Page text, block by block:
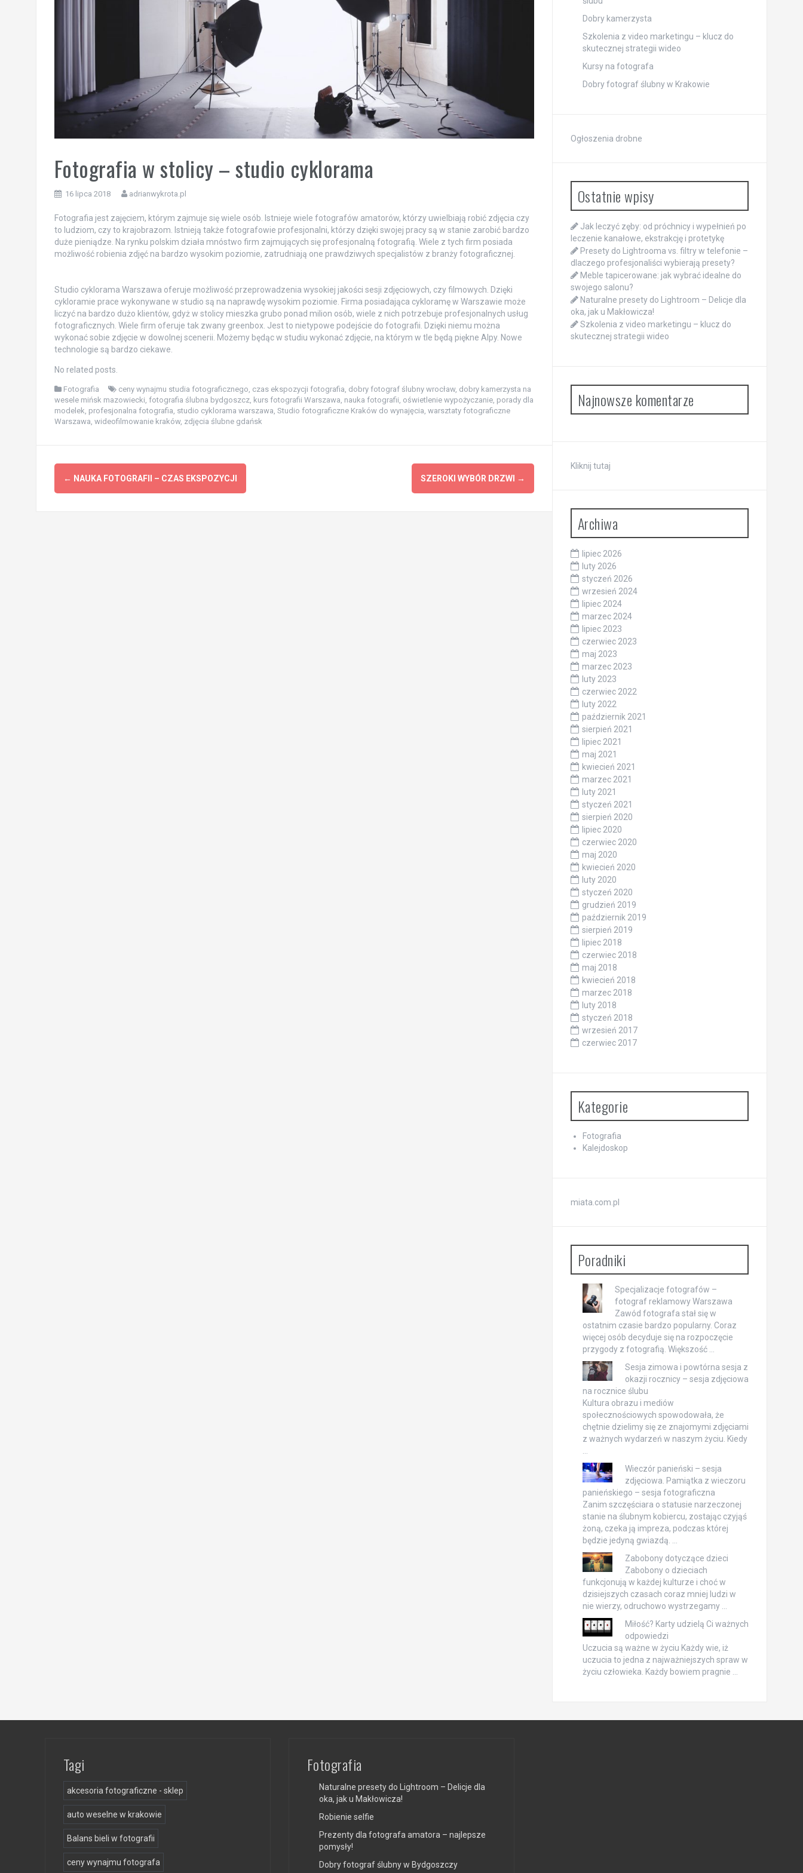
Fotografia w stolicy – studio cyklorama
16 lipca 2018 adrianwykrota.pl
Fotografia jest zajęciem, którym zajmuje się wiele osób. Istnieje wiele fotografów amatorów, którzy uwielbiają robić zdjęcia czy
to ludziom, czy to krajobrazom. Istnieją także fotografowie profesjonalni, którzy dzięki swojej pracy są w stanie zarobić bardzo
duże pieniądze. Na rynku polskim działa mnóstwo firm zajmujących się profesjonalną fotografią. Wiele z tych firm posiada
możliwość robienia zdjęć na bardzo wysokim poziomie, zatrudniają one prawdziwych specjalistów z branży fotograficznej.
Studio cyklorama Warszawa oferuje możliwość przeprowadzenia wysokiej jakości sesji zdjęciowych, czy filmowych. Dzięki
cykloramie prace wykonywane w studio są na naprawdę wysokim poziomie. Firma posiadająca cykloramę w Warszawie może
liczyć na bardzo dużo klientów, gdyż w stolicy mieszka grubo ponad milion osób, wiele z nich potrzebuje profesjonalnych usług
fotograficznych. Wiele firm oferuje tak zwany greenbox. Jest to nietypowe podejście do fotografii. Dzięki niemu można
wykonać sobie zdjęcie w dowolnej scenerii. Możemy będąc w studiu wykonać zdjęcie, na którym w tle będą piękne Alpy. Nowe
technologie są bardzo ciekawe.
No related posts.
Fotografia ceny wynajmu studia fotograficznego, czas ekspozycji fotografia, dobry fotograf ślubny wrocław, dobry kamerzysta na
wesele mińsk mazowiecki, fotografia ślubna bydgoszcz, kurs fotografii Warszawa, nauka fotografii, oświetlenie wypożyczanie, porady dla
modelek, profesjonalna fotografia, studio cyklorama warszawa, Studio fotograficzne Kraków do wynajęcia, warsztaty fotograficzne
Warszawa, wideofilmowanie kraków, zdjęcia ślubne gdańsk
Zobacz
wpisy
← NAUKA FOTOGRAFII – CZAS EKSPOZYCJI SZEROKI WYBÓR DRZWI →
Dobry kamerzysta
Szkolenia z video marketingu – klucz do
skutecznej strategii wideo
Kursy na fotografa
Dobry fotograf ślubny w Krakowie
Ogłoszenia drobne
Ostatnie wpisy
Jak leczyć zęby: od próchnicy i wypełnień po
leczenie kanałowe, ekstrakcję i protetykę
Presety do Lightrooma vs. filtry w telefonie –
dlaczego profesjonaliści wybierają presety?
Meble tapicerowane: jak wybrać idealne do
swojego salonu?
Naturalne presety do Lightroom – Delicje dla
oka, jak u Makłowicza!
Szkolenia z video marketingu – klucz do
skutecznej strategii wideo
Najnowsze komentarze
Kliknij tutaj
Archiwa
lipiec 2026
luty 2026
styczeń 2026
wrzesień 2024
lipiec 2024
marzec 2024
lipiec 2023
czerwiec 2023
maj 2023
marzec 2023
luty 2023
czerwiec 2022
luty 2022
październik 2021
sierpień 2021
lipiec 2021
maj 2021
kwiecień 2021
marzec 2021
luty 2021
styczeń 2021
sierpień 2020
lipiec 2020
czerwiec 2020
maj 2020
kwiecień 2020
luty 2020
styczeń 2020
grudzień 2019
październik 2019
sierpień 2019
lipiec 2018
czerwiec 2018
maj 2018
kwiecień 2018
marzec 2018
luty 2018
styczeń 2018
wrzesień 2017
czerwiec 2017
Kategorie
Fotografia
Kalejdoskop
miata.com.pl
Poradniki
Specjalizacje fotografów –
fotograf reklamowy Warszawa
Zawód fotografa stał się w
ostatnim czasie bardzo popularny. Coraz
więcej osób decyduje się na rozpoczęcie
przygody z fotografią. Większość …
Sesja zimowa i powtórna sesja z
okazji rocznicy – sesja zdjęciowa
na rocznice ślubu
Kultura obrazu i mediów
społecznościowych spowodowała, że
chętnie dzielimy się ze znajomymi zdjęciami
z ważnych wydarzeń w naszym życiu. Kiedy
Wieczór panieński – sesja
zdjęciowa. Pamiątka z wieczoru
panieńskiego – sesja fotograficzna
Zanim szczęściara o statusie narzeczonej
stanie na ślubnym kobiercu, zostając czyjąś
żoną, czeka ją impreza, podczas której
będzie jedyną gwiazdą. …
Zabobony dotyczące dzieci
Zabobony o dzieciach
funkcjonują w każdej kulturze i choć w
dzisiejszych czasach coraz mniej ludzi w
nie wierzy, odruchowo wystrzegamy …
Miłość? Karty udzielą Ci ważnych
odpowiedzi
Uczucia są ważne w życiu Każdy wie, iż
uczucia to jedna z najważniejszych spraw w
życiu człowieka. Każdy bowiem pragnie …
Tagi
akcesoria fotograficzne - sklep
auto weselne w krakowie
Balans bieli w fotografii
ceny wynajmu fotografa
Fotografia
Naturalne presety do Lightroom – Delicje dla
oka, jak u Makłowicza!
Robienie selfie
Prezenty dla fotografa amatora – najlepsze
pomysły!
Dobry fotograf ślubny w Bydgoszczy